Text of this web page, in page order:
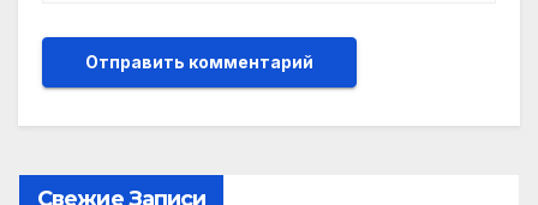
Свежие Записи